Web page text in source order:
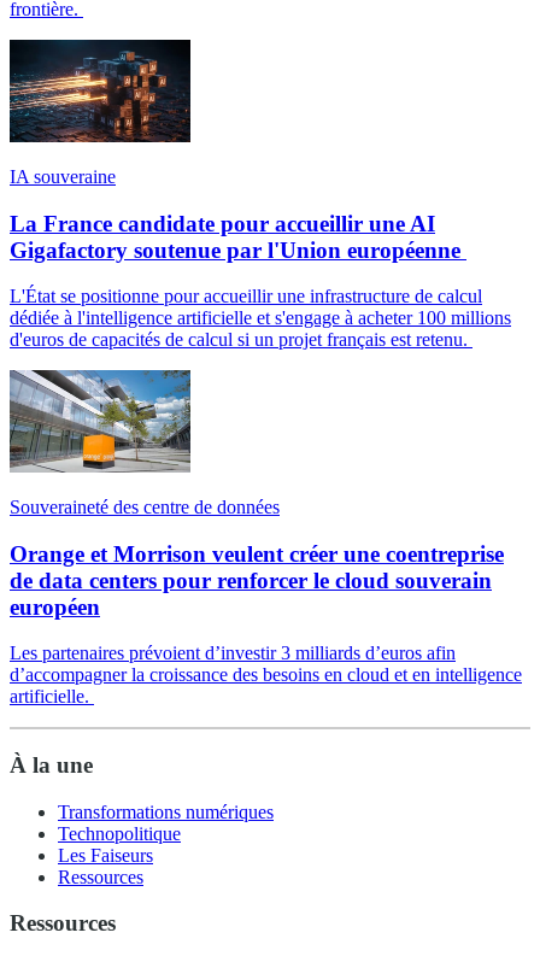
frontière.
IA souveraine
La France candidate pour accueillir une AI
Gigafactory soutenue par l'Union européenne
L'État se positionne pour accueillir une infrastructure de calcul
dédiée à l'intelligence artificielle et s'engage à acheter 100 millions
d'euros de capacités de calcul si un projet français est retenu.
Souveraineté des centre de données
Orange et Morrison veulent créer une coentreprise
de data centers pour renforcer le cloud souverain
européen
Les partenaires prévoient d’investir 3 milliards d’euros afin
d’accompagner la croissance des besoins en cloud et en intelligence
artificielle.
À la une
Transformations numériques
Technopolitique
Les Faiseurs
Ressources
Ressources